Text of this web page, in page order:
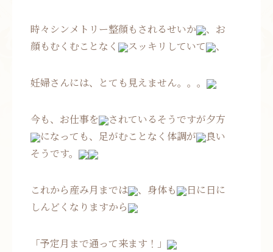
時々シンメトリー整顔もされるせいか
、お
顔もむくむことなく
スッキリしていて 、
妊婦さんには、とても見えません。。。
今も、お仕事を
されているそうですが夕方
になっても、足がむことなく体調が
良い
そうです。
これから産み月までは 、身体も
日に日に
しんどくなりますから
「予定月まで通って来ます！」